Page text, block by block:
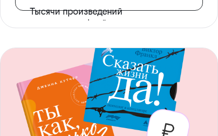
Тысячи произведений
с доступом офлайн